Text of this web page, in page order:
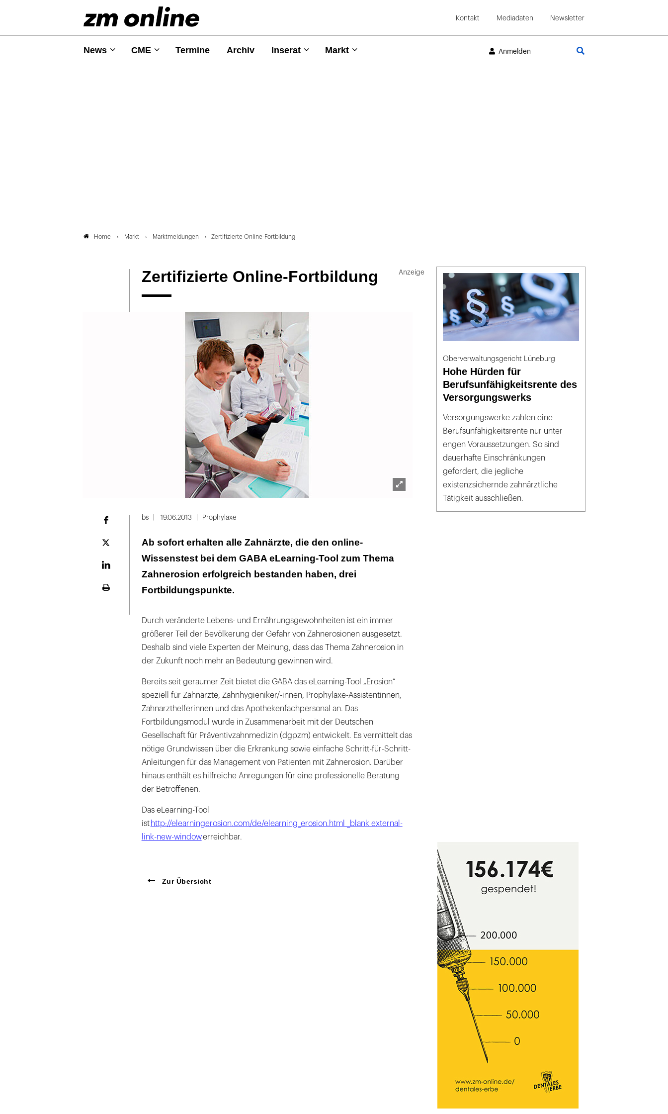
Kontakt Mediadaten Newsletter
News CME Termine Archiv Inserat Markt Anmelden
Home Markt Marktmeldungen Zertifizierte Online-Fortbildung
Zertifizierte Online-Fortbildung
Plattform
bs 19.06.2013 Prophylaxe
Ab sofort erhalten alle Zahnärzte, die den online-
Wissenstest bei dem GABA eLearning-Tool zum Thema
Zahnerosion erfolgreich bestanden haben, drei
Fortbildungspunkte.
Durch veränderte Lebens- und Ernährungsgewohnheiten ist ein immer
größerer Teil der Bevölkerung der Gefahr von Zahnerosionen ausgesetzt.
Deshalb sind viele Experten der Meinung, dass das Thema Zahnerosion in
der Zukunft noch mehr an Bedeutung gewinnen wird.
Bereits seit geraumer Zeit bietet die GABA das eLearning-Tool „Erosion“
speziell für Zahnärzte, Zahnhygieniker/-innen, Prophylaxe-Assistentinnen,
Zahnarzthelferinnen und das Apothekenfachpersonal an. Das
Fortbildungsmodul wurde in Zusammenarbeit mit der Deutschen
Gesellschaft für Präventivzahnmedizin (dgpzm) entwickelt. Es vermittelt das
nötige Grundwissen über die Erkrankung sowie einfache Schritt-für-Schritt-
Anleitungen für das Management von Patienten mit Zahnerosion. Darüber
hinaus enthält es hilfreiche Anregungen für eine professionelle Beratung
der Betroffenen.
Das eLearning-Tool
ist http://elearningerosion.com/de/elearning_erosion.html _blank external-
link-new-windowerreichbar.
Zur Übersicht
Oberverwaltungsgericht Lüneburg
Hohe Hürden für
Berufsunfähigkeitsrente des
Versorgungswerks
Versorgungswerke zahlen eine
Berufsunfähigkeitsrente nur unter
engen Voraussetzungen. So sind
dauerhafte Einschränkungen
gefordert, die jegliche
existenzsichernde zahnärztliche
Tätigkeit ausschließen.